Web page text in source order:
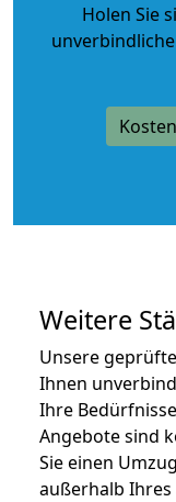
Holen Sie
Weitere
Unsere
Ihnen
Ihre
Angebote sind
Sie einen
außerhalb